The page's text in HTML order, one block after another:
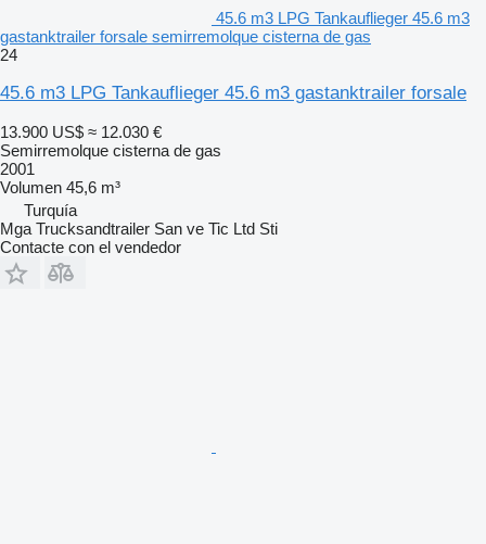
45.6 m3 LPG Tankauflieger 45.6 m3
gastanktrailer forsale semirremolque cisterna de gas
24
45.6 m3 LPG Tankauflieger 45.6 m3 gastanktrailer forsale
13.900 US$ ≈ 12.030 €
Semirremolque cisterna de gas
2001
Volumen 45,6 m³
Turquía
Mga Trucksandtrailer San ve Tic Ltd Sti
Contacte con el vendedor